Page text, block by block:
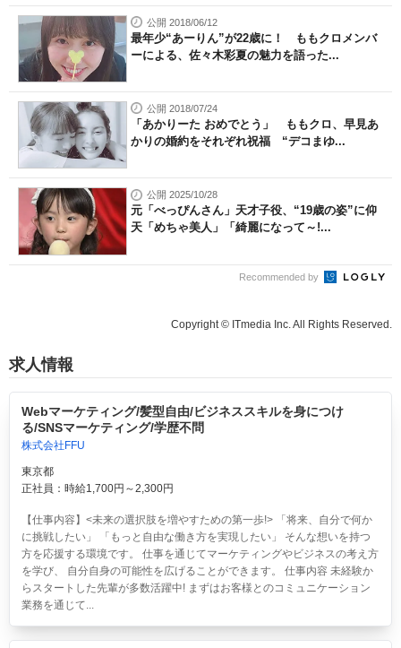
公開 2018/06/12
最年少“あーりん”が22歳に！ ももクロメンバ
ーによる、佐々木彩夏の魅力を語った...
公開 2018/07/24
「あかりーた おめでとう」 ももクロ、早見あ
かりの婚約をそれぞれ祝福 “デコまゆ...
公開 2025/10/28
元「べっぴんさん」天才子役、“19歳の姿”に仰
天「めちゃ美人」「綺麗になって～!...
Recommended by
Copyright © ITmedia Inc. All Rights Reserved.
求人情報
Webマーケティング/髪型自由/ビジネススキルを身につけ
る/SNSマーケティング/学歴不問
株式会社FFU
東京都
正社員：時給1,700円～2,300円
【仕事内容】<未来の選択肢を増やすための第一歩!> 「将来、自分で何か
に挑戦したい」 「もっと自由な働き方を実現したい」 そんな想いを持つ
方を応援する環境です。 仕事を通じてマーケティングやビジネスの考え方
を学び、 自分自身の可能性を広げることができます。 仕事内容 未経験か
らスタートした先輩が多数活躍中! まずはお客様とのコミュニケーション
業務を通じて...